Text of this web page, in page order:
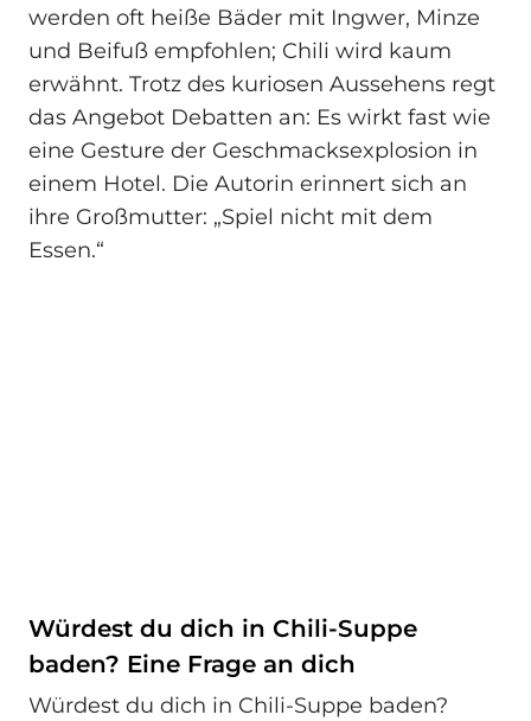
werden oft heiße Bäder mit Ingwer, Minze
und Beifuß empfohlen; Chili wird kaum
erwähnt. Trotz des kuriosen Aussehens regt
das Angebot Debatten an: Es wirkt fast wie
eine Gesture der Geschmacksexplosion in
einem Hotel. Die Autorin erinnert sich an
ihre Großmutter: „Spiel nicht mit dem
Essen.“
Würdest du dich in Chili-Suppe
baden? Eine Frage an dich
Würdest du dich in Chili-Suppe baden?